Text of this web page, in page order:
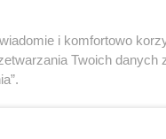
i komfortowo
Twoich danych